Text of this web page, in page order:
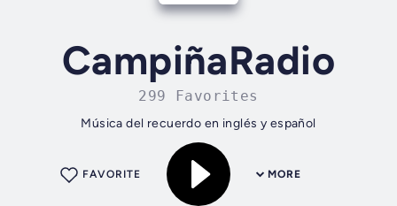
CampiñaRadio
299 Favorites
Música del recuerdo en inglés y español
MORE
FAVORITE